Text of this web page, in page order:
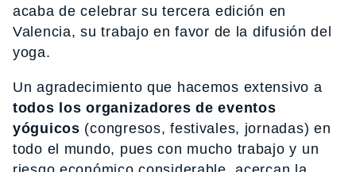
acaba de celebrar su tercera edición en
Valencia, su trabajo en favor de la difusión del
yoga.
Un agradecimiento que hacemos extensivo a
todos los organizadores de eventos
yóguicos (congresos, festivales, jornadas) en
todo el mundo, pues con mucho trabajo y un